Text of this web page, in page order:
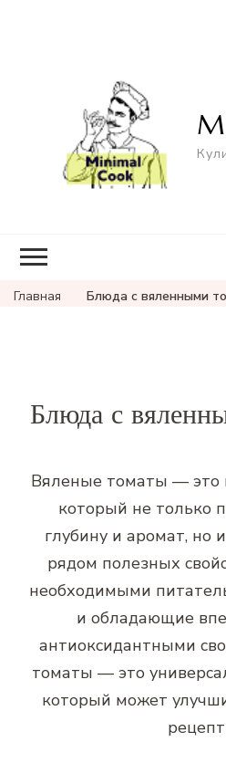
Главная Блюда с вяленными
Блюда с
Вяленые томаты — это
который не только
глубину и аромат, но
рядом полезных
необходимыми
и обладающие
антиоксидантными
томаты — это
который может